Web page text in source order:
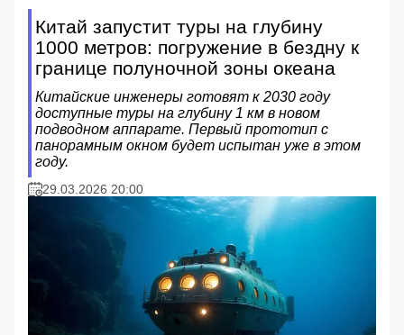
Китай запустит туры на глубину
1000 метров: погружение в бездну к
границе полуночной зоны океана
Китайские инженеры готовят к 2030 году
доступные туры на глубину 1 км в новом
подводном аппарате. Первый прототип с
панорамным окном будет испытан уже в этом
году.
29.03.2026 20:00